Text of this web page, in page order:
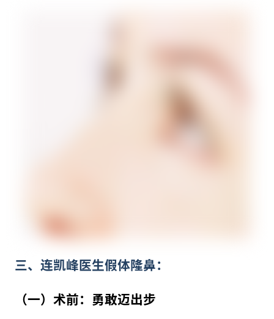
三、连凯峰医生假体隆鼻：
（一）术前：勇敢迈出步